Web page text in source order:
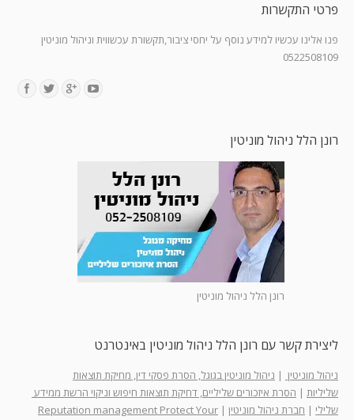
פרטי התקשרות
פנו אלינו עכשיו למידע נוסף על יחסי ציבור,תקשורת עכשווית וניהול מוניטין
0522508109
רונן הלל ניהול מוניטין
רונן הלל ניהול מוניטין
ליצירת קשר עם רונן הלל ניהול מוניטין באינטרנט
ניהול מוניטין | ניהול מוניטין בגוגל, הסרת פסקי דין, מחיקת תוצאות
שליליות | הסרת איזכורים שליליים, דחיקת תוצאות חיפוש וניקוי הרשת ממידע
שלילי | חברת ניהול מוניטין |
Reputation management Protect Your